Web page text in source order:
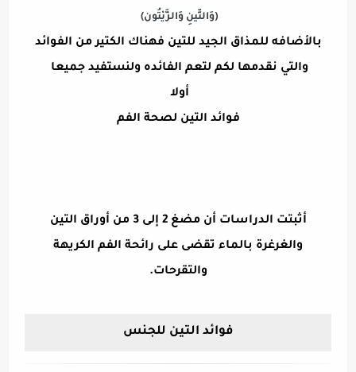
(وَالتِّينِ وَالزَّيْتُون)
بالأضافه للمذاق الجيد للتين فهناك الكتير من الفوائد
والتي نقدمها لكم لتعم الفائده ولنستفيد جميعا
أولا
فوائد التين لصحة الفم
أثبتت الدراسات أن مضغ 2 إلى 3 من أوراق التين
والغرغرة بالماء تقضى على رائحة الفم الكريهة
والتقرحات.
فوائد التين للجنس